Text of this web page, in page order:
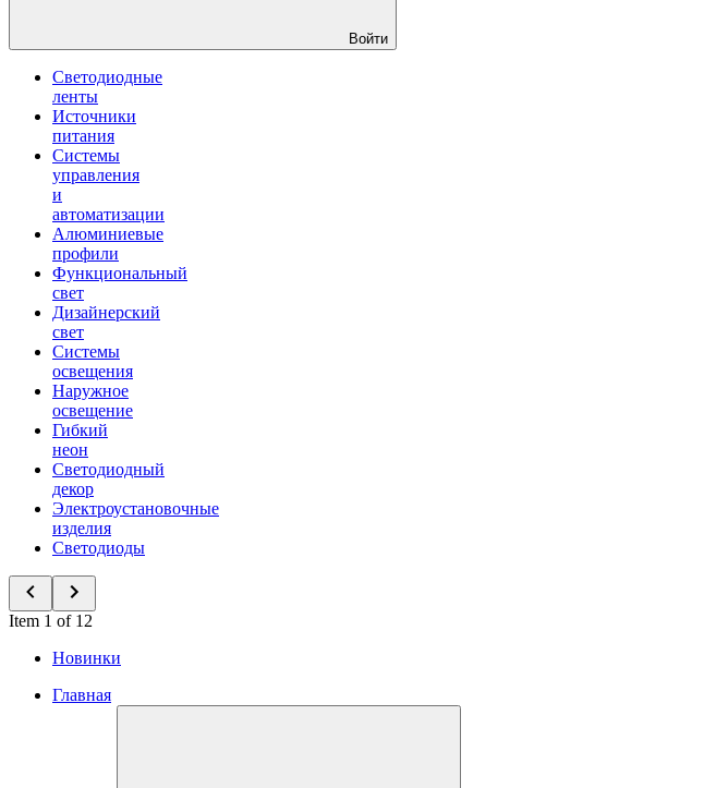
Войти
Светодиодные
ленты
Источники
питания
Системы
управления
и
автоматизации
Алюминиевые
профили
Функциональный
свет
Дизайнерский
свет
Системы
освещения
Наружное
освещение
Гибкий
неон
Светодиодный
декор
Электроустановочные
изделия
Светодиоды
Item 1 of 12
Новинки
Главная